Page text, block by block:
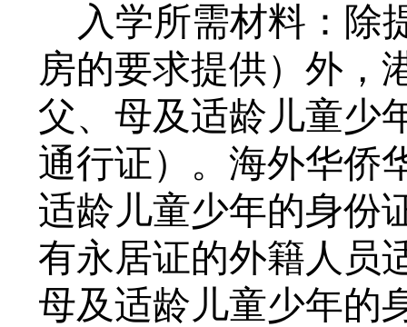
入学所需材料 ： 除
房的要求提供）外，
父、母及适龄儿童少
通行证）。海外华侨
适龄儿童少年的身份
有永居证的外籍人员
母及适龄儿童少年的